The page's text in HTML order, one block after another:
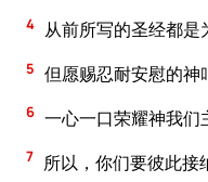
4 从前所写的圣经都是
5 但愿赐忍耐安慰的神
6 一心一口荣耀神我们
7 所以，你们要彼此接